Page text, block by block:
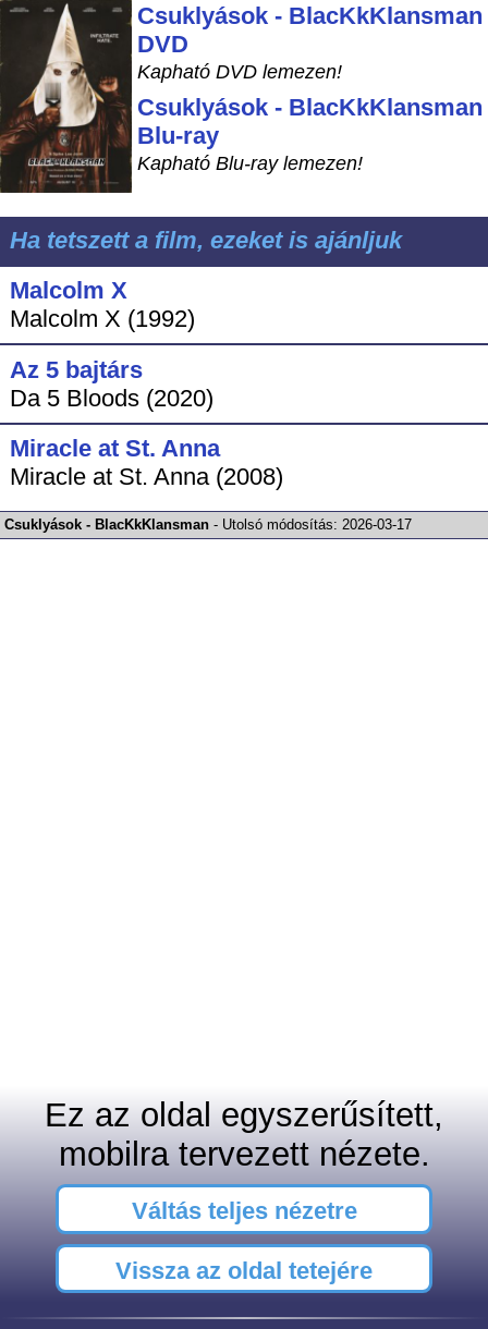
Csuklyások - BlacKkKlansman
DVD
Kapható DVD lemezen!
Csuklyások - BlacKkKlansman
Blu-ray
Kapható Blu-ray lemezen!
Ha tetszett a film, ezeket is ajánljuk
Malcolm X
Malcolm X (1992)
Az 5 bajtárs
Da 5 Bloods (2020)
Miracle at St. Anna
Miracle at St. Anna (2008)
Csuklyások - BlacKkKlansman - Utolsó módosítás:2026-03-17
Ez az oldal egyszerűsített,
mobilra tervezett nézete.
Váltás teljes nézetre
Vissza az oldal tetejére